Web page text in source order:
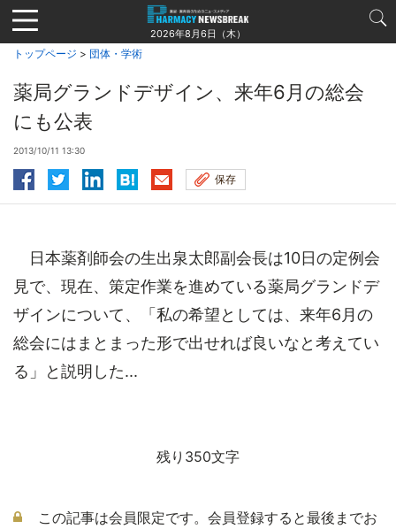
Jump
to
navigation
2026年8月6日（木）
トップページ > 団体・学術
薬局グランドデザイン、来年6月の総会
にも公表
2013/10/11 13:30
保存
日本薬剤師会の生出泉太郎副会長は10日の定例会
見で、現在、策定作業を進めている薬局グランドデ
ザインについて、「私の希望としては、来年6月の
総会にはまとまった形で出せれば良いなと考えてい
る」と説明した...
残り350文字
この記事は会員限定です。会員登録すると最後までお